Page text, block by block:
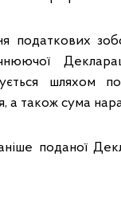
податкових
шляхом
а також сума
поданої